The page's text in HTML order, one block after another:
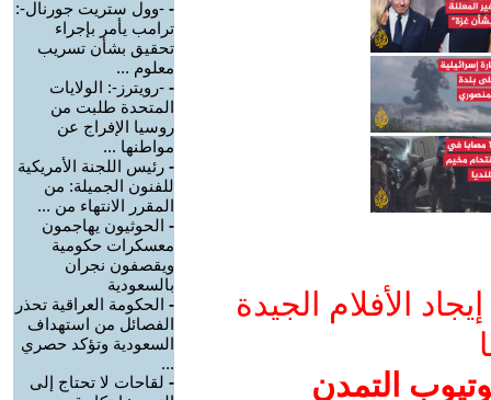
الأفلام الجيدة
التمدن
- -وول ستريت جورنال-:
ترامب يأمر بإجراء
تحقيق بشأن تسريب
معلوم ...
- -رويترز-: الولايات
المتحدة طلبت من
روسيا الإفراج عن
مواطنها ...
- رئيس اللجنة الأمريكية
للفنون الجميلة: من
المقرر الانتهاء من ...
- الحوثيون يهاجمون
معسكرات حكومية
ويقصفون نجران
بالسعودية
- الحكومة العراقية تحذر
الفصائل من استهداف
السعودية وتؤكد حصري
...
- لقاحات لا تحتاج إلى